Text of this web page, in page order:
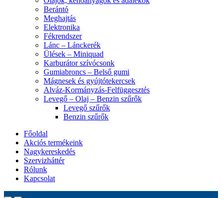
Berántó
Meghajtás
Elektronika
Fékrendszer
Lánc – Lánckerék
Ülések – Miniquad
Karburátor szívócsonk
Gumiabroncs – Belső gumi
Mágnesek és gyújtótekercsek
Alváz-Kormányzás-Felfüggesztés
Levegő – Olaj – Benzin szűrők
Levegő szűrők
Benzin szűrők
Főoldal
Akciós termékeink
Nagykereskedés
Szervizháttér
Rólunk
Kapcsolat